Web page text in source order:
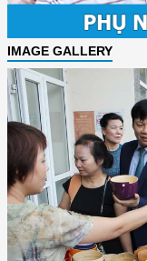
IMAGE GALLERY